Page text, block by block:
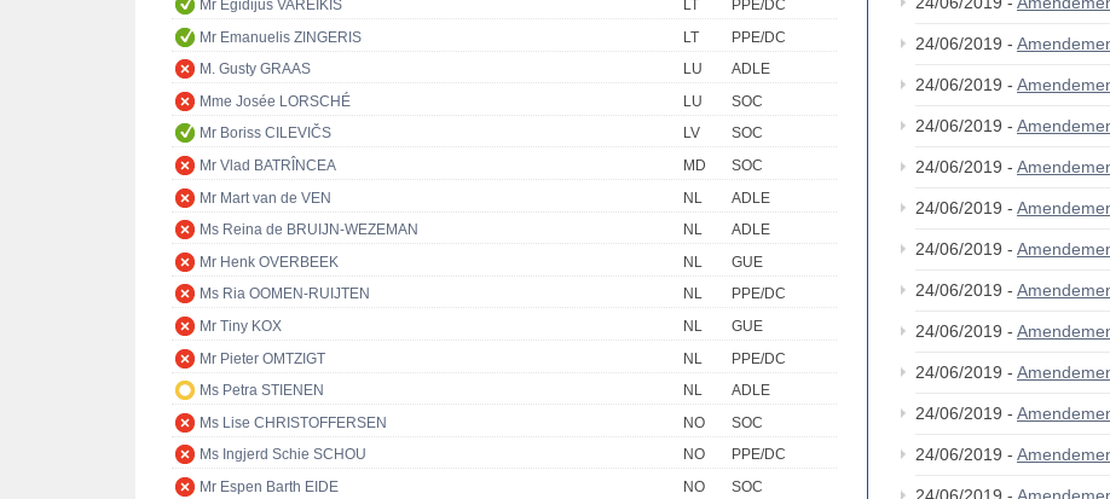
Mr Egidijus VAREIKIS
LT
PPE/DC
Mr Emanuelis ZINGERIS
LT
PPE/DC
M. Gusty GRAAS
LU
ADLE
Mme Josée LORSCHÉ
LU
SOC
Mr Boriss CILEVIČS
LV
SOC
Mr Vlad BATRÎNCEA
MD
SOC
Mr Mart van de VEN
NL
ADLE
Ms Reina de BRUIJN-WEZEMAN
NL
ADLE
Mr Henk OVERBEEK
NL
GUE
Ms Ria OOMEN-RUIJTEN
NL
PPE/DC
Mr Tiny KOX
NL
GUE
Mr Pieter OMTZIGT
NL
PPE/DC
Ms Petra STIENEN
NL
ADLE
Ms Lise CHRISTOFFERSEN
NO
SOC
Ms Ingjerd Schie SCHOU
NO
PPE/DC
Mr Espen Barth EIDE
NO SOC
24/06/2019 -
24/06/2019 -
24/06/2019 -
24/06/2019 -
24/06/2019 -
24/06/2019 -
24/06/2019 -
24/06/2019 -
24/06/2019 -
24/06/2019 -
24/06/2019 -